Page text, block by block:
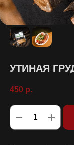
УТИНАЯ
450 р.